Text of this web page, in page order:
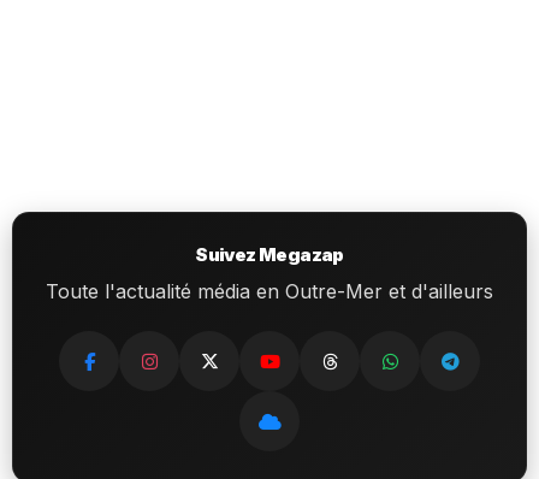
Suivez Megazap
Toute l'actualité média en Outre-Mer et d'ailleurs